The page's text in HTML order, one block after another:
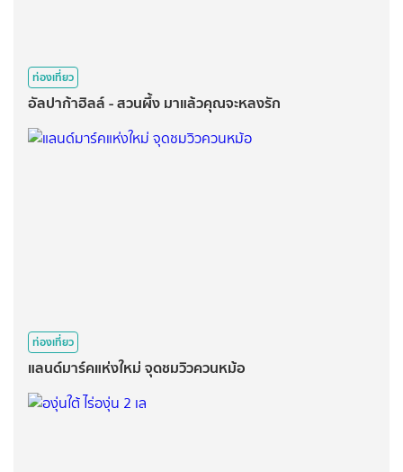
ท่องเที่ยว
อัลปาก้าฮิลล์ - สวนผึ้ง มาแล้วคุณจะหลงรัก
ท่องเที่ยว
แลนด์มาร์คแห่งใหม่ จุดชมวิวควนหม้อ